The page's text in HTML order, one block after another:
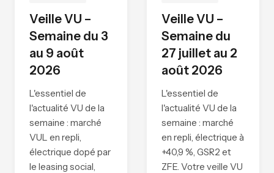
Veille VU –
Semaine du 3
au 9 août
2026
L'essentiel de
l'actualité VU de la
semaine : marché
VUL en repli,
électrique dopé par
le leasing social,
Veille VU –
Semaine du
27 juillet au 2
août 2026
L'essentiel de
l'actualité VU de la
semaine : marché
en repli, électrique à
+40,9 %, GSR2 et
ZFE. Votre veille VU